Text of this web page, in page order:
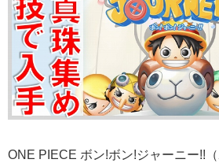
ONE PIECE ボン!ボン!ジャーニー!!